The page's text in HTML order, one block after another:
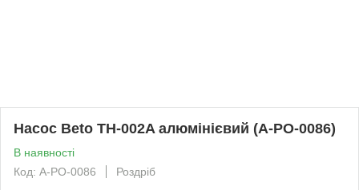
Насос Beto TH-002A алюмінієвий (A-PO-0086)
В наявності
Код: A-PO-0086
Роздріб